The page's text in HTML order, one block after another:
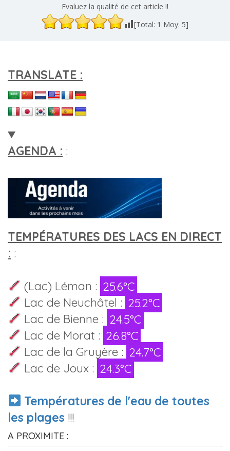
Evaluez la qualité de cet article !!
[Total: 1 Moy: 5]
TRANSLATE :
AGENDA : :
TEMPÉRATURES DES LACS EN DIRECT
: :
(Lac) Léman : 25.6°C
Lac de Neuchâtel : 25.2°C
Lac de Bienne : 24.5°C
Lac de Morat : 26.8°C
Lac de la Gruyère : 24.7°C
Lac de Joux : 24.3°C
Températures de l'eau de toutes
les plages !!!
A PROXIMITE :